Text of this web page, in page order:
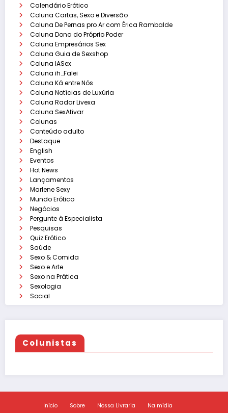
Calendário Erótico
Coluna Cartas, Sexo e Diversão
Coluna De Pernas pro Ar com Érica Rambalde
Coluna Dona do Próprio Poder
Coluna Empresários Sex
Coluna Guia de Sexshop
Coluna IASex
Coluna ih…Falei
Coluna Ká entre Nós
Coluna Notícias de Luxúria
Coluna Radar Livexa
Coluna SexAtivar
Colunas
Conteúdo adulto
Destaque
English
Eventos
Hot News
Lançamentos
Marlene Sexy
Mundo Erótico
Negócios
Pergunte à Especialista
Pesquisas
Quiz Erótico
Saúde
Sexo & Comida
Sexo e Arte
Sexo na Prática
Sexologia
Social
Colunistas
Início Sobre Nossa Livraria
Na mídia